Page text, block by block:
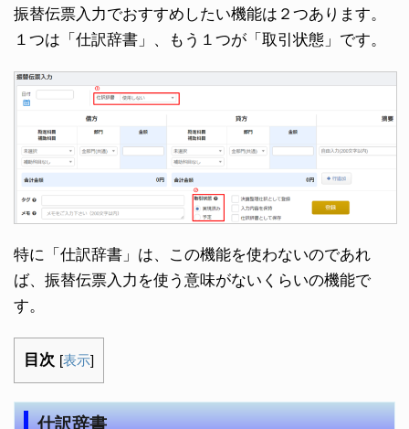
振替伝票入力でおすすめしたい機能は２つあります。
１つは「仕訳辞書」、もう１つが「取引状態」です。
特に「仕訳辞書」は、この機能を使わないのであれ
ば、振替伝票入力を使う意味がないくらいの機能で
す。
目次 [表示]
仕訳辞書